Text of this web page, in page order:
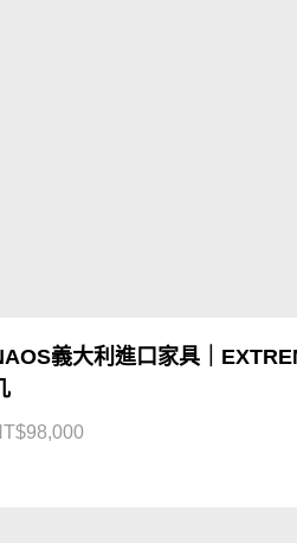
義大利進口家具｜
98,000